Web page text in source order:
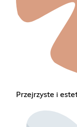
Przejrzyste i